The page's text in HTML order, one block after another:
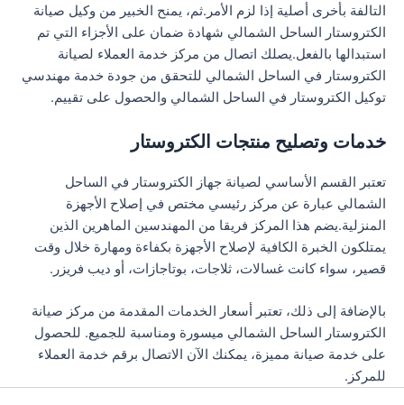
التالفة بأخرى أصلية إذا لزم الأمر.ثم، يمنح الخبير من وكيل صيانة
الكتروستار الساحل الشمالي شهادة ضمان على الأجزاء التي تم
استبدالها بالفعل.يصلك اتصال من مركز خدمة العملاء لصيانة
الكتروستار في الساحل الشمالي للتحقق من جودة خدمة مهندسي
توكيل الكتروستار في الساحل الشمالي والحصول على تقييم.
خدمات وتصليح منتجات الكتروستار
تعتبر القسم الأساسي لصيانة جهاز الكتروستار في الساحل
الشمالي عبارة عن مركز رئيسي مختص في إصلاح الأجهزة
المنزلية.يضم هذا المركز فريقا من المهندسين الماهرين الذين
يمتلكون الخبرة الكافية لإصلاح الأجهزة بكفاءة ومهارة خلال وقت
قصير، سواء كانت غسالات، ثلاجات، بوتاجازات، أو ديب فريزر.
بالإضافة إلى ذلك، تعتبر أسعار الخدمات المقدمة من مركز صيانة
الكتروستار الساحل الشمالي ميسورة ومناسبة للجميع. للحصول
على خدمة صيانة مميزة، يمكنك الآن الاتصال برقم خدمة العملاء
للمركز.